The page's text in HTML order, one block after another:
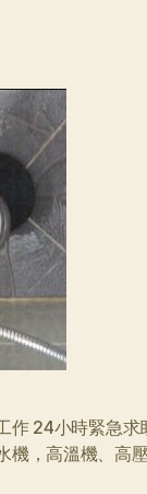
作 24小時緊急求
機，高溫機、高